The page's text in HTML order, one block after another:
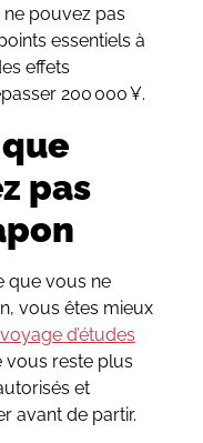
pouvez pas
essentiels à
effets
200 000 ¥.
pas
que vous ne
vous êtes mieux
voyage d’études
vous reste plus
et
avant de partir.